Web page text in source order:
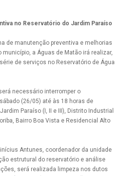
no Reservatório do Jardim Paraíso
de manutenção preventiva e melhorias
a Águas de Matão irá realizar,
de serviços no Reservatório de Água
necessário interromper o
(26/05) até às 18 horas de
Paraíso (I, II e III), Distrito Industrial
Bairro Boa Vista e Residencial Alto
Antunes, coordenador da unidade
estrutural do reservatório e análise
será realizada limpeza nos dutos